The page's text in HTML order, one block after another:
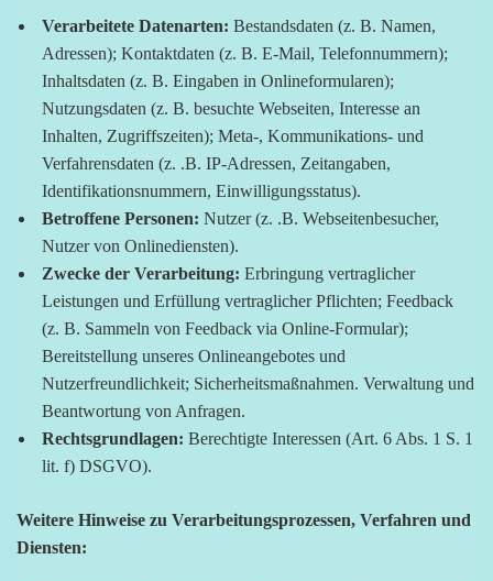
Verarbeitete Datenarten: Bestandsdaten (z. B. Namen,
Adressen); Kontaktdaten (z. B. E-Mail, Telefonnummern);
Inhaltsdaten (z. B. Eingaben in Onlineformularen);
Nutzungsdaten (z. B. besuchte Webseiten, Interesse an
Inhalten, Zugriffszeiten); Meta-, Kommunikations- und
Verfahrensdaten (z. .B. IP-Adressen, Zeitangaben,
Identifikationsnummern, Einwilligungsstatus).
Betroffene Personen: Nutzer (z. .B. Webseitenbesucher,
Nutzer von Onlinediensten).
Zwecke der Verarbeitung: Erbringung vertraglicher
Leistungen und Erfüllung vertraglicher Pflichten; Feedback
(z. B. Sammeln von Feedback via Online-Formular);
Bereitstellung unseres Onlineangebotes und
Nutzerfreundlichkeit; Sicherheitsmaßnahmen. Verwaltung und
Beantwortung von Anfragen.
Rechtsgrundlagen: Berechtigte Interessen (Art. 6 Abs. 1 S. 1
lit. f) DSGVO).
Weitere Hinweise zu Verarbeitungsprozessen, Verfahren und
Diensten: